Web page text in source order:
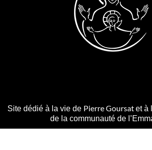
Site dédié à la vie de Pierre Goursatet à
de la communauté de